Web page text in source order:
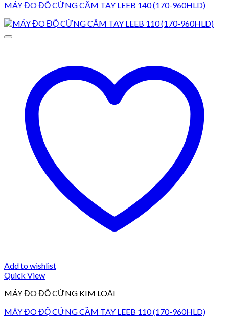
MÁY ĐO ĐỘ CỨNG CẦM TAY LEEB 140 (170-960HLD)
Add to wishlist
Quick View
MÁY ĐO ĐỘ CỨNG KIM LOẠI
MÁY ĐO ĐỘ CỨNG CẦM TAY LEEB 110 (170-960HLD)